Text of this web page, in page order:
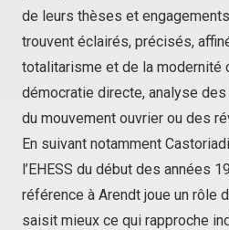
de leurs thèses et
trouvent éclairés, précisés,
totalitarisme et de la modernité
démocratie directe, analyse
du mouvement ouvrier ou des
En suivant notamment
l’EHESS du début des années
référence à Arendt joue un rôle
saisit mieux ce qui rapproche